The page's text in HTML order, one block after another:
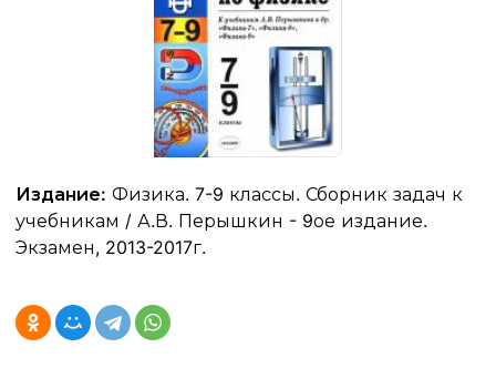
Издание: Физика. 7-9 классы. Сборник задач к
учебникам / А.В. Перышкин - 9ое издание.
Экзамен, 2013-2017г.